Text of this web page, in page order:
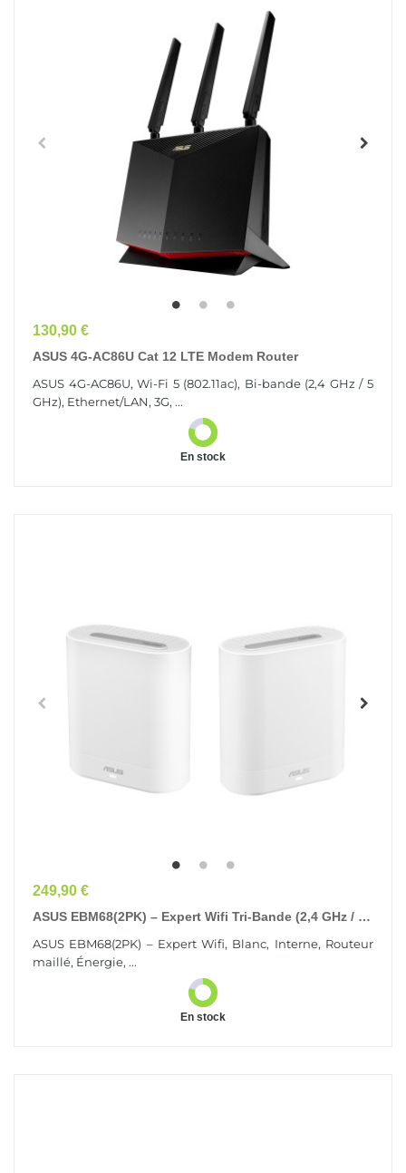
Prix
130,90 €
ASUS 4G-AC86U Cat 12 LTE Modem Router
ASUS 4G-AC86U, Wi-Fi 5 (802.11ac), Bi-bande (2,4 GHz / 5
GHz), Ethernet/LAN, 3G, ...
En stock
Prix
249,90 €
ASUS EBM68(2PK) – Expert Wifi Tri-Bande (2,4 GHz / 5
ASUS EBM68(2PK) – Expert Wifi, Blanc, Interne, Routeur
maillé, Énergie, ...
En stock